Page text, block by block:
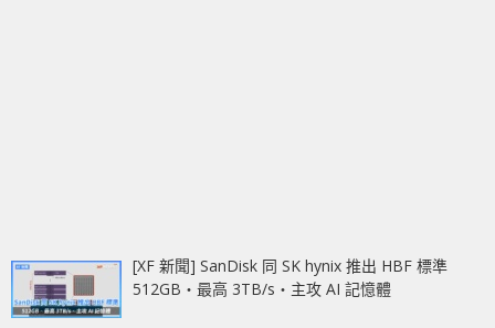
[XF 新聞] SanDisk 同 SK hynix 推出 HBF 標準
512GB‧最高 3TB/s‧主攻 AI 記憶體